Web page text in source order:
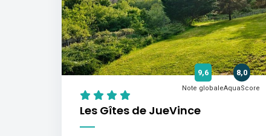
Les Gîtes de JueVince
9,6
Note globale
8,0
AquaScore